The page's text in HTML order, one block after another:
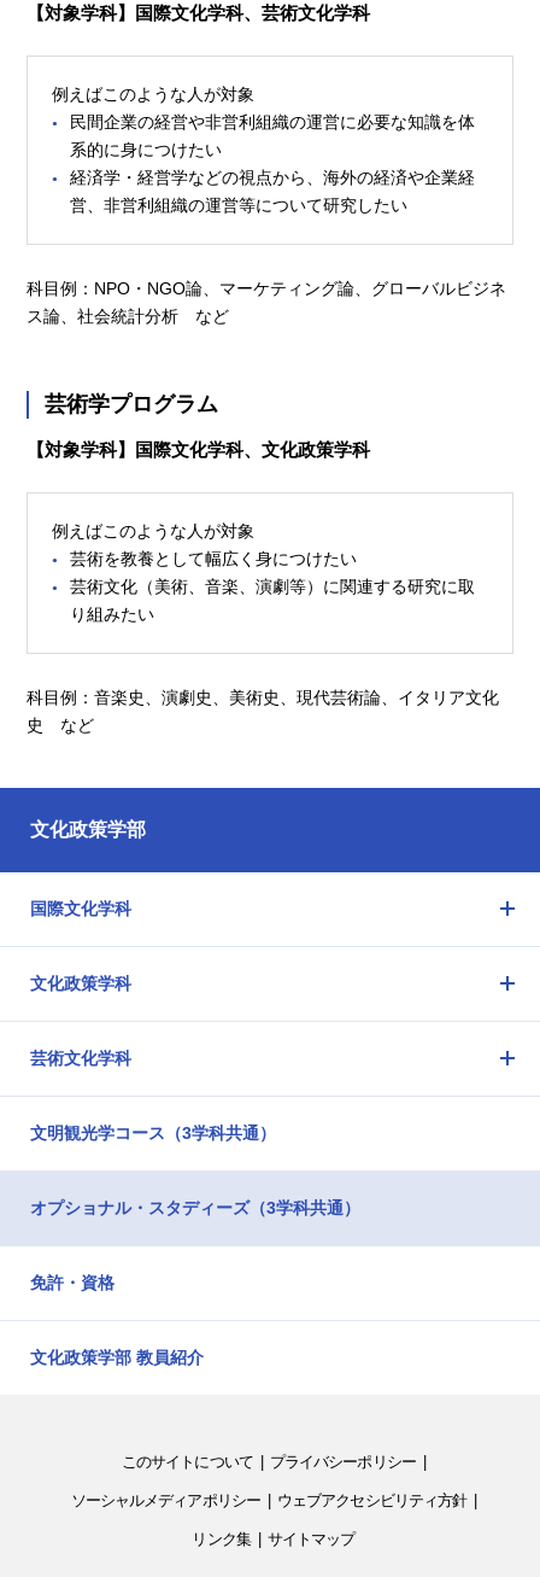
【対象学科】国際文化学科、芸術文化学科
例えばこのような人が対象
民間企業の経営や非営利組織の運営に必要な知識を体
系的に身につけたい
経済学・経営学などの視点から、海外の経済や企業経
営、非営利組織の運営等について研究したい
科目例：NPO・NGO論、マーケティング論、グローバルビジネ
ス論、社会統計分析 など
芸術学プログラム
【対象学科】国際文化学科、文化政策学科
例えばこのような人が対象
芸術を教養として幅広く身につけたい
芸術文化（美術、音楽、演劇等）に関連する研究に取
り組みたい
科目例：音楽史、演劇史、美術史、現代芸術論、イタリア文化
史 など
文化政策学部
国際文化学科
ュ
ー
閉
文化政策学科
ュ
ー
閉
芸術文化学科
ー
閉
文明観光学コース（3学科共通）
オプショナル・スタディーズ（3学科共通）
免許・資格
文化政策学部 教員紹介
このサイトについて プライバシーポリシー
ソーシャルメディアポリシー ウェブアクセシビリティ方針
リンク集 サイトマップ